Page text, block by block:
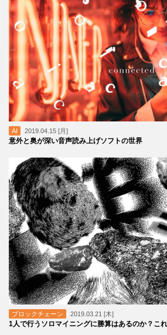
AI 2019.04.15 [月]
意外と奥が深い音声読み上げソフトの世界
ブロックチェーン 2019.03.21 [木]
1人で行うソロマイニングに勝算はあるのか？こ